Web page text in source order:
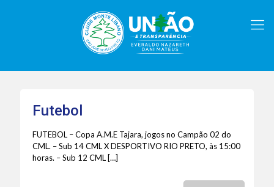
Futebol
FUTEBOL – Copa A.M.E Tajara, jogos no Campão 02 do
CML. – Sub 14 CML X DESPORTIVO RIO PRETO, às 15:00
horas. – Sub 12 CML […]